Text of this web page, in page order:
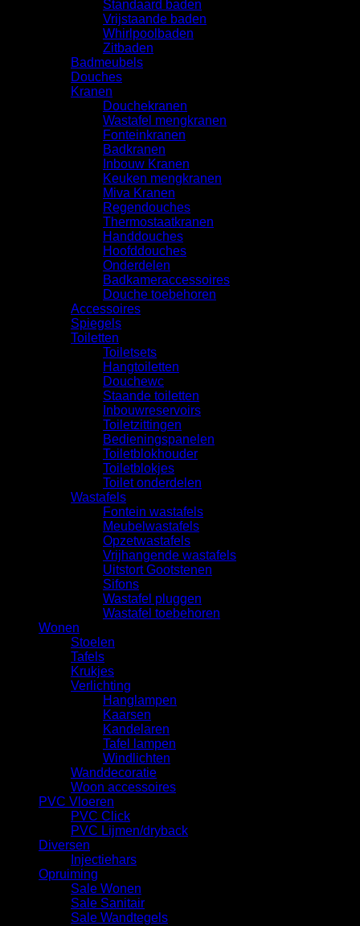
Standaard baden
Vrijstaande baden
Whirlpoolbaden
Zitbaden
Badmeubels
Douches
Kranen
Douchekranen
Wastafel mengkranen
Fonteinkranen
Badkranen
Inbouw Kranen
Keuken mengkranen
Miva Kranen
Regendouches
Thermostaatkranen
Handdouches
Hoofddouches
Onderdelen
Badkameraccessoires
Douche toebehoren
Accessoires
Spiegels
Toiletten
Toiletsets
Hangtoiletten
Douchewc
Staande toiletten
Inbouwreservoirs
Toiletzittingen
Bedieningspanelen
Toiletblokhouder
Toiletblokjes
Toilet onderdelen
Wastafels
Fontein wastafels
Meubelwastafels
Opzetwastafels
Vrijhangende wastafels
Uitstort Gootstenen
Sifons
Wastafel pluggen
Wastafel toebehoren
Wonen
Stoelen
Tafels
Krukjes
Verlichting
Hanglampen
Kaarsen
Kandelaren
Tafel lampen
Windlichten
Wanddecoratie
Woon accessoires
PVC Vloeren
PVC Click
PVC Lijmen/dryback
Diversen
Injectiehars
Opruiming
Sale Wonen
Sale Sanitair
Sale Wandtegels